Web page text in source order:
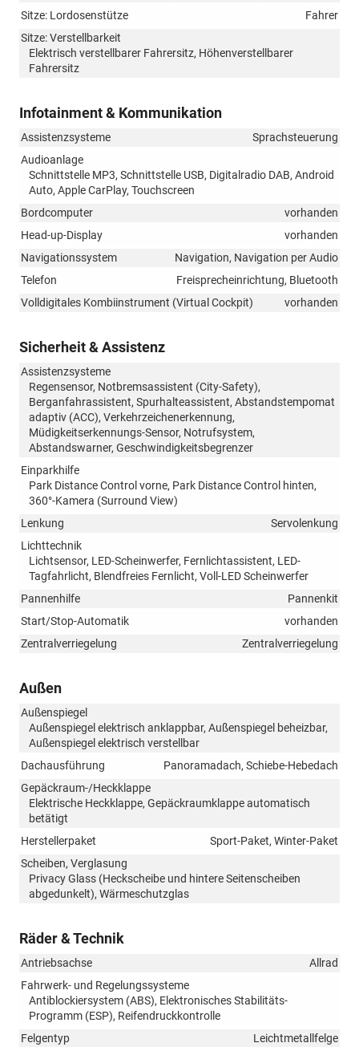
Sitze: Lordosenstütze
Fahrer
Sitze: Verstellbarkeit
Elektrisch verstellbarer Fahrersitz, Höhenverstellbarer
Fahrersitz
Infotainment & Kommunikation
Assistenzsysteme
Sprachsteuerung
Audioanlage
Schnittstelle MP3, Schnittstelle USB, Digitalradio DAB, Android
Auto, Apple CarPlay, Touchscreen
Bordcomputer
vorhanden
Head-up-Display
vorhanden
Navigationssystem
Navigation, Navigation per Audio
Telefon
Freisprecheinrichtung, Bluetooth
Volldigitales Kombiinstrument (Virtual Cockpit)
vorhanden
Sicherheit & Assistenz
Assistenzsysteme
Regensensor, Notbremsassistent (City-Safety),
Berganfahrassistent, Spurhalteassistent, Abstandstempomat
adaptiv (ACC), Verkehrzeichenerkennung,
Müdigkeitserkennungs-Sensor, Notrufsystem,
Abstandswarner, Geschwindigkeitsbegrenzer
Einparkhilfe
Park Distance Control vorne, Park Distance Control hinten,
360°-Kamera (Surround View)
Lenkung
Servolenkung
Lichttechnik
Lichtsensor, LED-Scheinwerfer, Fernlichtassistent, LED-
Tagfahrlicht, Blendfreies Fernlicht, Voll-LED Scheinwerfer
Pannenhilfe
Pannenkit
Start/Stop-Automatik
vorhanden
Zentralverriegelung
Zentralverriegelung
Außen
Außenspiegel
Außenspiegel elektrisch anklappbar, Außenspiegel beheizbar,
Außenspiegel elektrisch verstellbar
Dachausführung
Panoramadach, Schiebe-Hebedach
Gepäckraum-/Heckklappe
Elektrische Heckklappe, Gepäckraumklappe automatisch
betätigt
Herstellerpaket
Sport-Paket, Winter-Paket
Scheiben, Verglasung
Privacy Glass (Heckscheibe und hintere Seitenscheiben
abgedunkelt), Wärmeschutzglas
Räder & Technik
Antriebsachse
Allrad
Fahrwerk- und Regelungssysteme
Antiblockiersystem (ABS), Elektronisches Stabilitäts-
Programm (ESP), Reifendruckkontrolle
Felgentyp
Leichtmetallfelge